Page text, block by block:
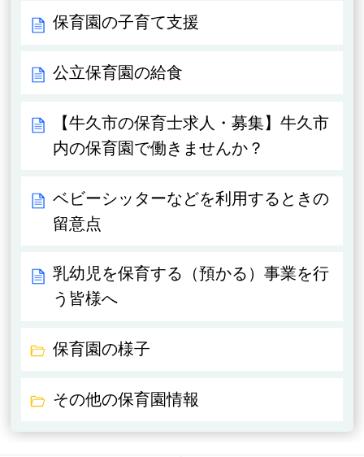
保育園の子育て支援
公立保育園の給食
【牛久市の保育士求人・募集】牛久市
内の保育園で働きませんか？
ベビーシッターなどを利用するときの
留意点
乳幼児を保育する（預かる）事業を行
う皆様へ
保育園の様子
その他の保育園情報